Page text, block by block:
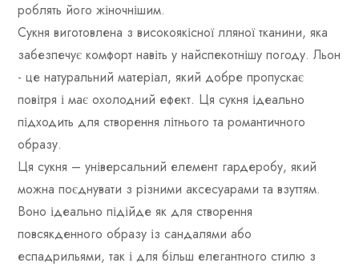
роблять його жіночнішим.
Сукня виготовлена ​​з високоякісної лляної тканини, яка
забезпечує комфорт навіть у найспекотнішу погоду. Льон
- це натуральний матеріал, який добре пропускає
повітря і має охолодний ефект. Ця сукня ідеально
підходить для створення літнього та романтичного
образу.
Ця сукня – універсальний елемент гардеробу, який
можна поєднувати з різними аксесуарами та взуттям.
Воно ідеально підійде як для створення
повсякденного образу із сандалями або
еспадрильями, так і для більш елегантного стилю з